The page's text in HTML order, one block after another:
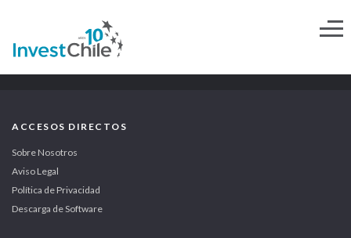
ACCESOS DIRECTOS
Sobre Nosotros
Aviso Legal
Política de Privacidad
Descarga de Software